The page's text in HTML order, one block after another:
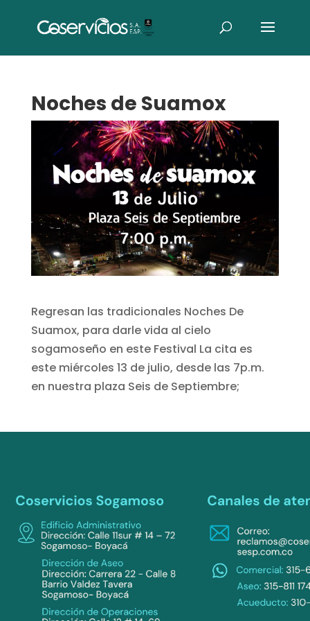
Noches de Suamox
Regresan las tradicionales Noches De
Suamox, para darle vida al cielo
sogamoseño en este Festival La cita es
este miércoles 13 de julio, desde las 7p.m.
en nuestra plaza Seis de Septiembre;